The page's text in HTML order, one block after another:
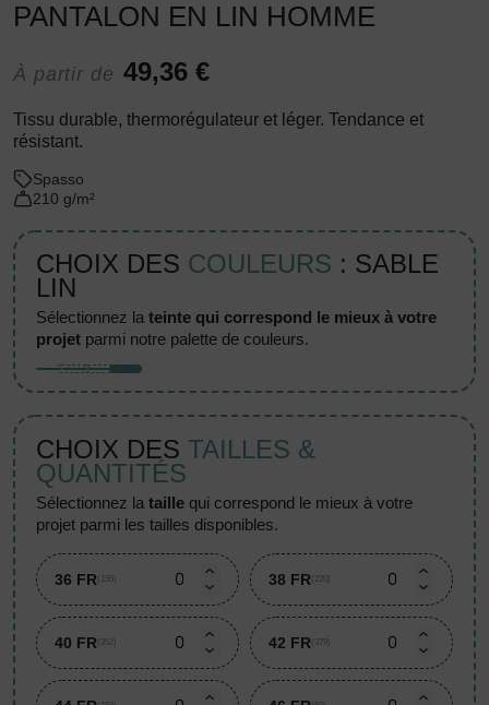
PANTALON EN LIN HOMME
À partir de 49,36 €
Tissu durable, thermorégulateur et léger. Tendance et
résistant.
Spasso
210 g/m²
CHOIX DES COULEURS : SABLE
LIN
sélectionnez lateinte qui correspond le mieux à votre
projet parmi notre palette de couleurs.
CHOIX DES TAILLES &
QUANTITÉS
sélectionnez lataille qui correspond le mieux à votre
projet parmi les tailles disponibles.
36 FR (155) 38 FR (220)
40 FR (352) 42 FR (379)